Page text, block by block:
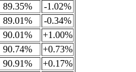
89.35%
-1.02%
89.01%
-0.34%
90.01%
+1.00%
90.74%
+0.73%
90.91%
+0.17%